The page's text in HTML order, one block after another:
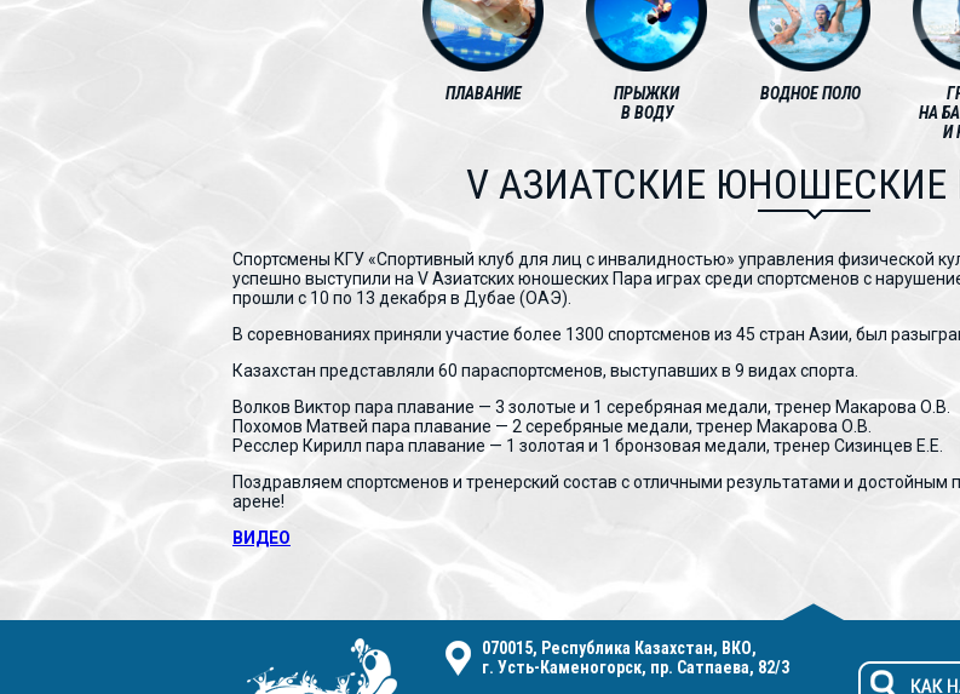
ПЛАВАНИЕ
ПРЫЖКИ
В ВОДУ
ВОДНОЕ ПОЛО
НА
И
V АЗИАТСКИЕ ЮНОШЕСКИЕ
Спортсмены КГУ «Спортивный клуб для лиц с инвалидностью» управления физической
успешно выступили на V Азиатских юношеских Пара играх среди спортсменов с
прошли с 10 по 13 декабря в Дубае (ОАЭ).
В соревнованиях приняли участие более 1300 спортсменов из 45 стран Азии, был
Казахстан представляли 60 параспортсменов, выступавших в 9 видах спорта.
Волков Виктор пара плавание — 3 золотые и 1 серебряная медали, тренер Макарова О.В.
Похомов Матвей пара плавание — 2 серебряные медали, тренер Макарова О.В.
Ресслер Кирилл пара плавание — 1 золотая и 1 бронзовая медали, тренер Сизинцев Е.Е.
Поздравляем спортсменов и тренерский состав с отличными результатами и
арене!
ВИДЕО
070015, Республика Казахстан, ВКО,
г. Усть-Каменогорск, пр. Сатпаева, 82/3